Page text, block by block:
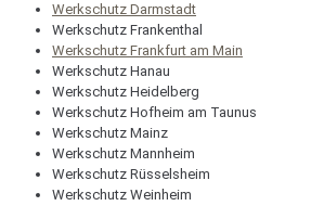
Werkschutz Darmstadt
Werkschutz Frankenthal
Werkschutz Frankfurt am Main
Werkschutz Hanau
Werkschutz Heidelberg
Werkschutz Hofheim am Taunus
Werkschutz Mainz
Werkschutz Mannheim
Werkschutz Rüsselsheim
Werkschutz Weinheim